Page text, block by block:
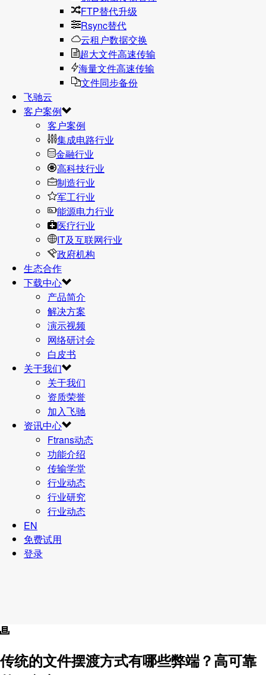
FTP替代升级
Rsync替代
云租户数据交换
超大文件高速传输
海量文件高速传输
文件同步备份
飞驰云
客户案例
客户案例
集成电路行业
金融行业
高科技行业
制造行业
军工行业
能源电力行业
医疗行业
IT及互联网行业
政府机构
生态合作
下载中心
产品简介
解决方案
演示视频
网络研讨会
白皮书
关于我们
关于我们
资质荣誉
加入飞驰
资讯中心
Ftrans动态
功能介绍
传输学堂
行业动态
行业研究
行业动态
EN
免费试用
登录
传统的文件摆渡方式有哪些弊端？高可靠